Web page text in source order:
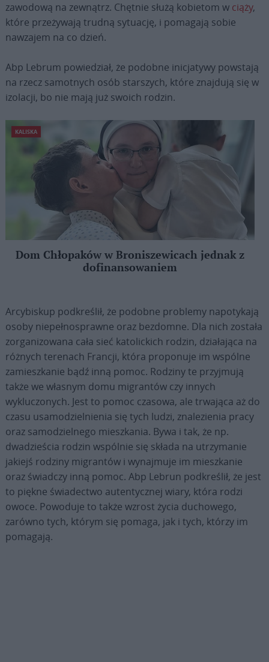
zawodową na zewnątrz. Chętnie służą kobietom w ciąży,
które przeżywają trudną sytuację, i pomagają sobie
nawzajem na co dzień.
Abp Lebrum powiedział, że podobne inicjatywy powstają
na rzecz samotnych osób starszych, które znajdują się w
izolacji, bo nie mają już swoich rodzin.
KALISKA
Dom Chłopaków w Broniszewicach jednak z
dofinansowaniem
Arcybiskup podkreślił, że podobne problemy napotykają
osoby niepełnosprawne oraz bezdomne. Dla nich została
zorganizowana cała sieć katolickich rodzin, działająca na
różnych terenach Francji, która proponuje im wspólne
zamieszkanie bądź inną pomoc. Rodziny te przyjmują
także we własnym domu migrantów czy innych
wykluczonych. Jest to pomoc czasowa, ale trwająca aż do
czasu usamodzielnienia się tych ludzi, znalezienia pracy
oraz samodzielnego mieszkania. Bywa i tak, że np.
dwadzieścia rodzin wspólnie się składa na utrzymanie
jakiejś rodziny migrantów i wynajmuje im mieszkanie
oraz świadczy inną pomoc. Abp Lebrun podkreślił, że jest
to piękne świadectwo autentycznej wiary, która rodzi
owoce. Powoduje to także wzrost życia duchowego,
zarówno tych, którym się pomaga, jak i tych, którzy im
pomagają.